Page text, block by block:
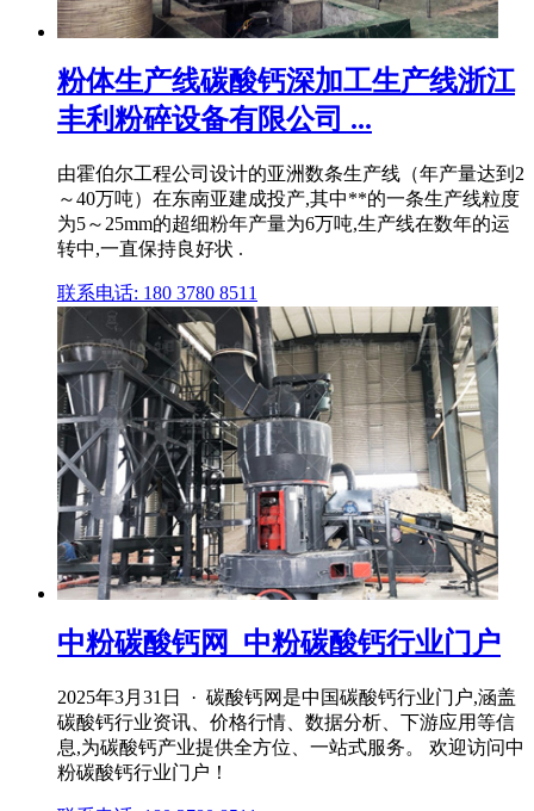
粉体生产线碳酸钙深加工生产线浙江
丰利粉碎设备有限公司 ...
由霍伯尔工程公司设计的亚洲数条生产线（年产量达到2
～40万吨）在东南亚建成投产,其中**的一条生产线粒度
为5～25mm的超细粉年产量为6万吨,生产线在数年的运
转中,一直保持良好状 .
联系电话: 180 3780 8511
中粉碳酸钙网_中粉碳酸钙行业门户
2025年3月31日 · 碳酸钙网是中国碳酸钙行业门户,涵盖
碳酸钙行业资讯、价格行情、数据分析、下游应用等信
息,为碳酸钙产业提供全方位、一站式服务。 欢迎访问中
粉碳酸钙行业门户！